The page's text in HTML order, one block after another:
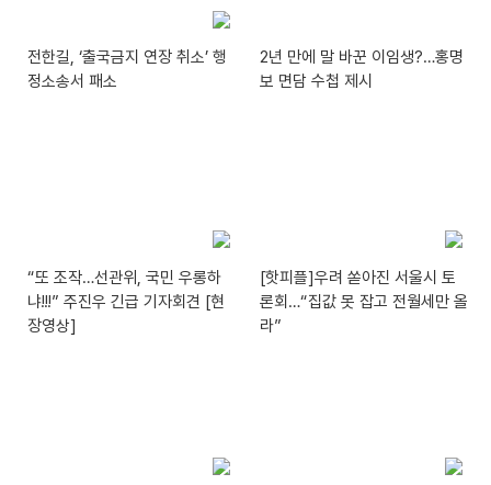
전한길, ‘출국금지 연장 취소’ 행
정소송서 패소
2년 만에 말 바꾼 이임생?…홍명
보 면담 수첩 제시
“또 조작…선관위, 국민 우롱하
냐!!!” 주진우 긴급 기자회견 [현
장영상]
[핫피플]우려 쏟아진 서울시 토
론회…“집값 못 잡고 전월세만 올
라”